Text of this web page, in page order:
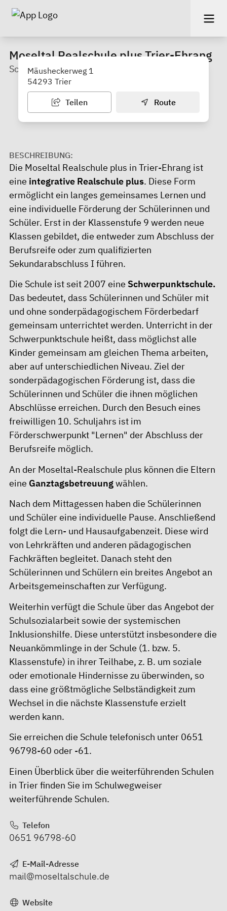
Moseltal Realschule plus Trier-Ehrang
Schule mit mehreren Bildungsgängen
Mäusheckerweg 1
54293 Trier
Teilen Route
BESCHREIBUNG:
Die Moseltal Realschule plus in Trier-Ehrang ist
eine integrative Realschule plus. Diese Form
ermöglicht ein langes gemeinsames Lernen und
eine individuelle Förderung der Schülerinnen und
Schüler. Erst in der Klassenstufe 9 werden neue
Klassen gebildet, die entweder zum Abschluss der
Berufsreife oder zum qualifizierten
Sekundarabschluss I führen.
Die Schule ist seit 2007 eine Schwerpunktschule.
Das bedeutet, dass Schülerinnen und Schüler mit
und ohne sonderpädagogischem Förderbedarf
gemeinsam unterrichtet werden. Unterricht in der
Schwerpunktschule heißt, dass möglichst alle
Kinder gemeinsam am gleichen Thema arbeiten,
aber auf unterschiedlichen Niveau. Ziel der
sonderpädagogischen Förderung ist, dass die
Schülerinnen und Schüler die ihnen möglichen
Abschlüsse erreichen. Durch den Besuch eines
freiwilligen 10. Schuljahrs ist im
Förderschwerpunkt "Lernen" der Abschluss der
Berufsreife möglich.
An der Moseltal-Realschule plus können die Eltern
eine Ganztagsbetreuungwählen.
Nach dem Mittagessen haben die Schülerinnen
und Schüler eine individuelle Pause. Anschließend
folgt die Lern- und Hausaufgabenzeit. Diese wird
von Lehrkräften und anderen pädagogischen
Fachkräften begleitet. Danach steht den
Schülerinnen und Schülern ein breites Angebot an
Arbeitsgemeinschaften zur Verfügung.
Weiterhin verfügt die Schule über das Angebot der
Schulsozialarbeitsowie dersystemischen
Inklusionshilfe. Diese unterstützt insbesondere die
Neuankömmlinge in der Schule (1. bzw. 5.
Klassenstufe) in ihrer Teilhabe, z. B. um soziale
oder emotionale Hindernisse zu überwinden, so
dass eine größtmögliche Selbständigkeit zum
Wechsel in die nächste Klassenstufe erzielt
werden kann.
Sie erreichen die Schule telefonisch unter 0651
96798-60 oder -61.
Einen Überblick über die weiterführenden Schulen
in Trier finden Sie im Schulwegweiser
weiterführende Schulen.
Telefon
0651 96798-60
E-Mail-Adresse
mail@moseltalschule.de
Website